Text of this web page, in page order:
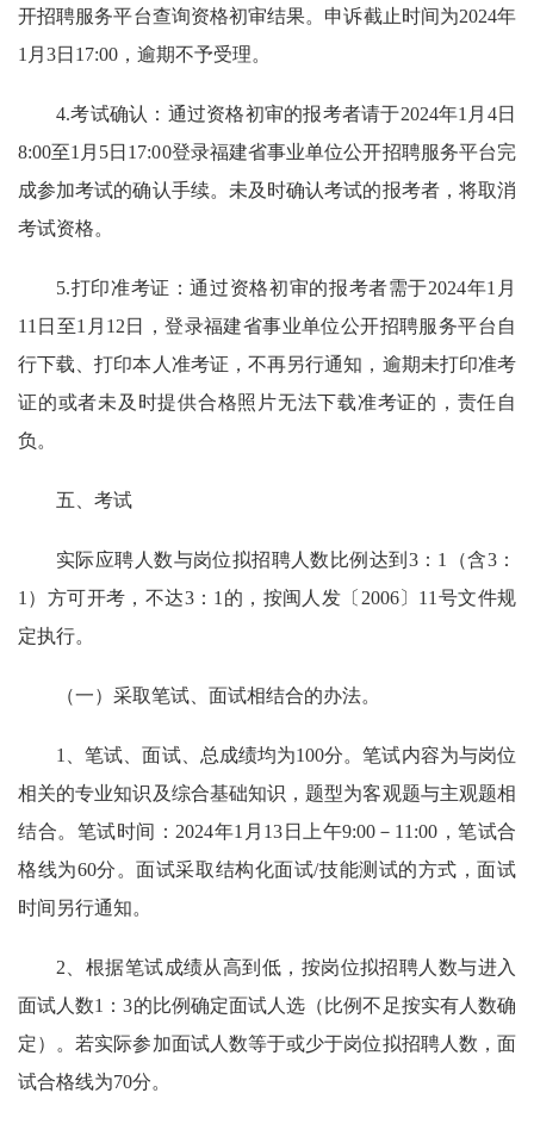
开招聘服务平台查询资格初审结果。申诉截止时间为2024年
1月3日17:00，逾期不予受理。
4.考试确认：通过资格初审的报考者请于2024年1月4日
8:00至1月5日17:00登录福建省事业单位公开招聘服务平台完
成参加考试的确认手续。未及时确认考试的报考者，将取消
考试资格。
5.打印准考证：通过资格初审的报考者需于2024年1月
11日至1月12日，登录福建省事业单位公开招聘服务平台自
行下载、打印本人准考证，不再另行通知，逾期未打印准考
证的或者未及时提供合格照片无法下载准考证的，责任自
负。
五、考试
实际应聘人数与岗位拟招聘人数比例达到3：1（含3：
1）方可开考，不达3：1的，按闽人发〔2006〕11号文件规
定执行。
（一）采取笔试、面试相结合的办法。
1、笔试、面试、总成绩均为100分。笔试内容为与岗位
相关的专业知识及综合基础知识，题型为客观题与主观题相
结合。笔试时间：2024年1月13日上午9:00－11:00，笔试合
格线为60分。面试采取结构化面试/技能测试的方式，面试
时间另行通知。
2、根据笔试成绩从高到低，按岗位拟招聘人数与进入
面试人数1：3的比例确定面试人选（比例不足按实有人数确
定）。若实际参加面试人数等于或少于岗位拟招聘人数，面
试合格线为70分。